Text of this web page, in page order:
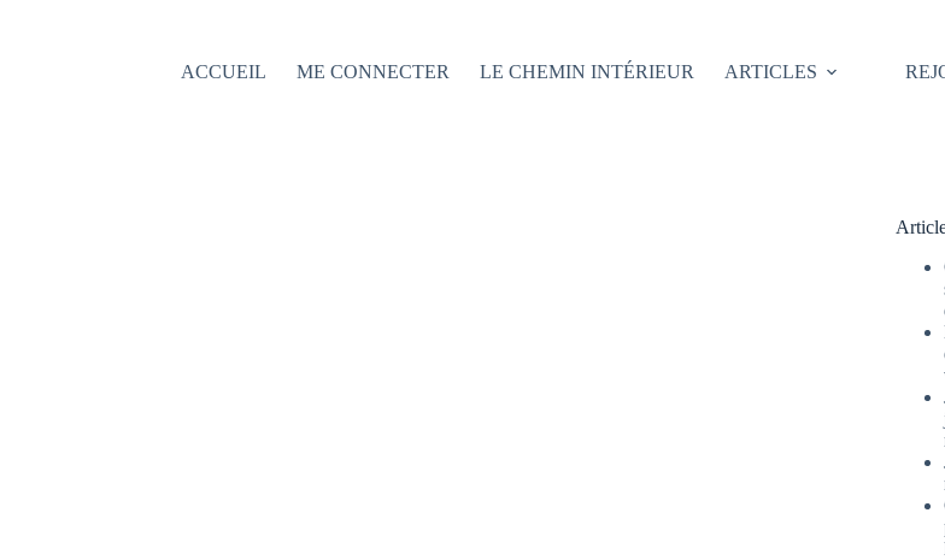
ACCUEIL
ME CONNECTER LE CHEMIN INTÉRIEUR ARTICLES